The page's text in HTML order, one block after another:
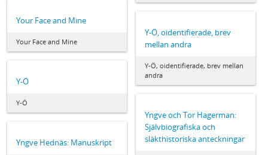
Your Face and Mine
Your Face and Mine
Y-Ö, oidentifierade, brev
mellan andra
Y-Ö, oidentifierade, brev mellan
andra
Y-Ö
Y-Ö
Yngve och Tor Hagerman:
Självbiografiska och
släkthistoriska anteckningar
Yngve Hednäs: Manuskript